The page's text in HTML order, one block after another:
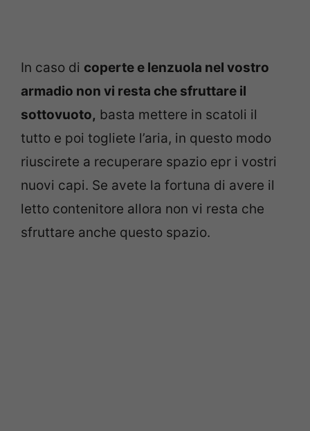
In caso di coperte e lenzuola nel vostro
armadio non vi resta che sfruttare il
sottovuoto, basta mettere in scatoli il
tutto e poi togliete l’aria, in questo modo
riuscirete a recuperare spazio epr i vostri
nuovi capi. Se avete la fortuna di avere il
letto contenitore allora non vi resta che
sfruttare anche questo spazio.